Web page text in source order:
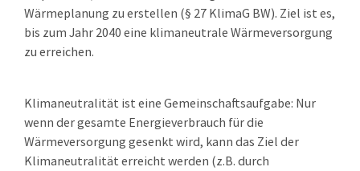
Wärmeplanung zu erstellen (§ 27 KlimaG BW). Ziel ist es,
bis zum Jahr 2040 eine klimaneutrale Wärmeversorgung
zu erreichen.
Klimaneutralität ist eine Gemeinschaftsaufgabe: Nur
wenn der gesamte Energieverbrauch für die
Wärmeversorgung gesenkt wird, kann das Ziel der
Klimaneutralität erreicht werden (z.B. durch